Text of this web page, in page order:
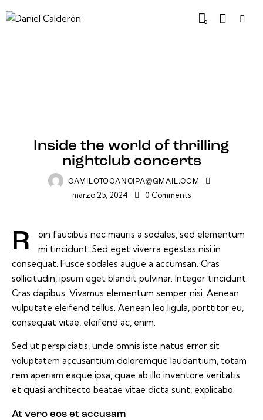
0
Inside the world of thrilling
nightclub concerts
CAMILOTOCANCIPA@GMAIL.COM
marzo 25, 2024 0 Comments
Roin faucibus nec mauris a sodales, sed elementum
mi tincidunt. Sed eget viverra egestas nisi in
consequat. Fusce sodales augue a accumsan. Cras
sollicitudin, ipsum eget blandit pulvinar. Integer tincidunt.
Cras dapibus. Vivamus elementum semper nisi. Aenean
vulputate eleifend tellus. Aenean leo ligula, porttitor eu,
consequat vitae, eleifend ac, enim.
Sed ut perspiciatis, unde omnis iste natus error sit
voluptatem accusantium doloremque laudantium, totam
rem aperiam eaque ipsa, quae ab illo inventore veritatis
et quasi architecto beatae vitae dicta sunt, explicabo.
At vero eos et accusam